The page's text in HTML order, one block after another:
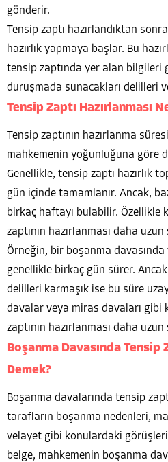
gönderir.
Tensip zaptı hazırlandıktan
hazırlık yapmaya başlar. Bu
tensip zaptında yer alan bilgileri
duruşmada sunacakları delilleri
Tensip Zaptı Hazırlanması
Tensip zaptının hazırlanma
mahkemenin yoğunluğuna göre
Genellikle, tensip zaptı hazırlık
gün içinde tamamlanır. Ancak,
birkaç haftayı bulabilir. Özellikle
zaptının hazırlanması daha
Örneğin, bir boşanma davasında
genellikle birkaç gün sürer.
delilleri karmaşık ise bu süre
davalar veya miras davaları gibi
zaptının hazırlanması daha
Boşanma Davasında Tensip
Demek?
Boşanma davalarında tensip
tarafların boşanma nedenleri,
velayet gibi konulardaki görüşleri
belge, mahkemenin boşanma